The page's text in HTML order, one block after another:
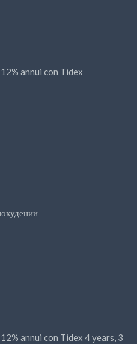
annui con Tidex
annui con Tidex 4 years, 3